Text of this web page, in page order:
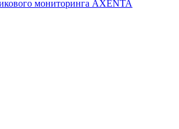
мониторинга AXENTA